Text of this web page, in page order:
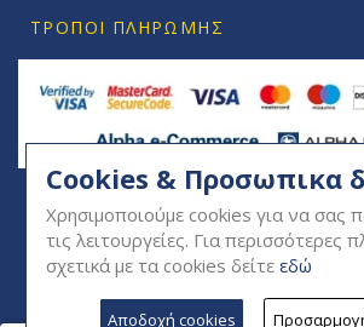
ΤΡΌΠΟΙ ΠΛΗΡΩΜΉΣ
SOCIAL
Cookies & Προσωπικα
Χρησιμοποιούμε cookies για να σας
τις λειτουργείες. Για περισσότερες
σχετικά με τα cookies δείτε εδώ
Αποδοχή cookies